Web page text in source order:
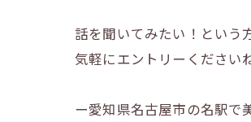
話を聞いてみたい！という
気軽にエントリーください
ー愛知県名古屋市の名駅で